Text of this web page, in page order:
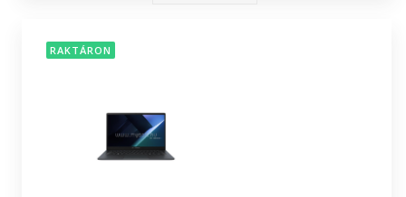
RAKTÁRON